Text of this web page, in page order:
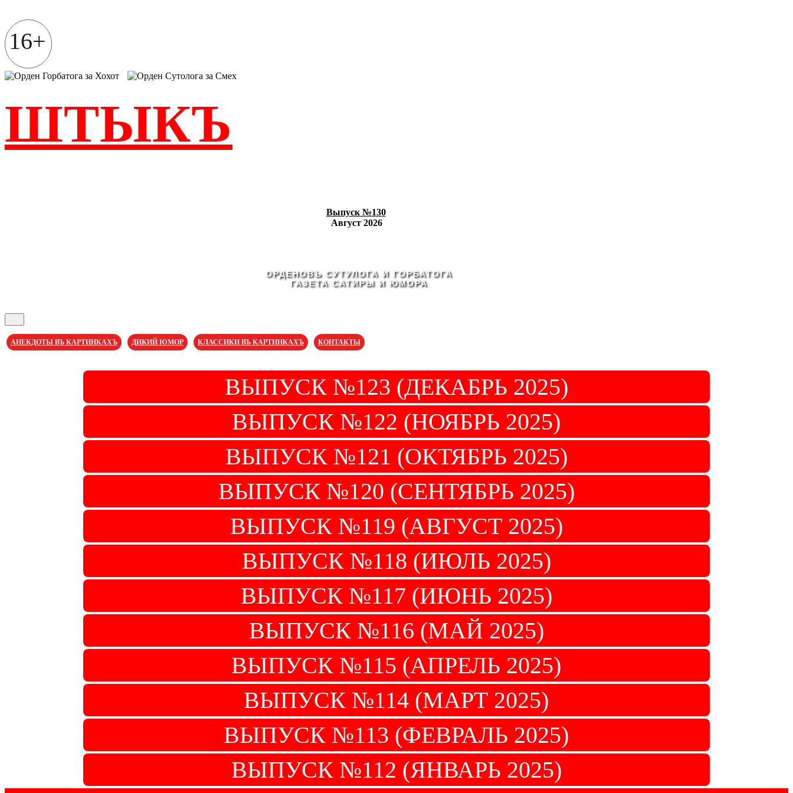
содержимому
16+
ШТЫКЪ
Выпуск №130
Август 2026
ОРДЕНОВЪ СУТУЛОГА И ГОРБАТОГА
ГАЗЕТА САТИРЫ И ЮМОРА
Открыть
АНЕКДОТЫ ВЪ КАРТИНКАХЪ ДИКИЙ ЮМОР КЛАССИКИ ВЪ КАРТИНКАХЪ КОНТАКТЫ
ВЫПУСК №123 (ДЕКАБРЬ 2025)
ВЫПУСК №122 (НОЯБРЬ 2025)
ВЫПУСК №121 (ОКТЯБРЬ 2025)
ВЫПУСК №120 (СЕНТЯБРЬ 2025)
ВЫПУСК №119 (АВГУСТ 2025)
ВЫПУСК №118 (ИЮЛЬ 2025)
ВЫПУСК №117 (ИЮНЬ 2025)
ВЫПУСК №116 (МАЙ 2025)
ВЫПУСК №115 (АПРЕЛЬ 2025)
ВЫПУСК №114 (МАРТ 2025)
ВЫПУСК №113 (ФЕВРАЛЬ 2025)
ВЫПУСК №112 (ЯНВАРЬ 2025)